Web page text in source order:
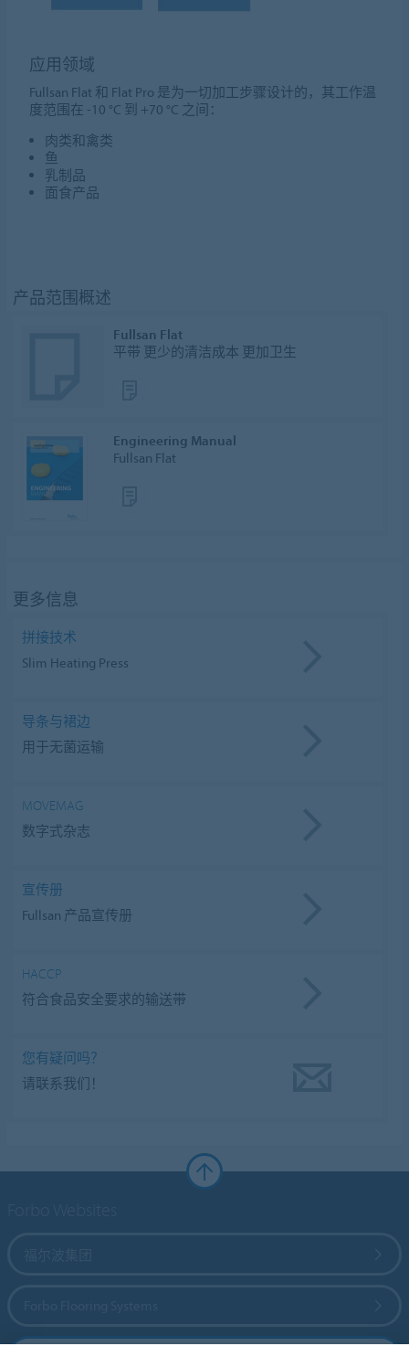
应用领域
Fullsan Flat 和 Flat Pro 是为一切加工步骤设计的，其工作温
度范围在 -10 °C 到 +70 °C 之间：
肉类和禽类
鱼
乳制品
面食产品
产品范围概述
Fullsan Flat
平带 更少的清洁成本 更加卫生
Engineering Manual
Fullsan Flat
更多信息
拼接技术
Slim Heating Press
导条与裙边
用于无菌运输
MOVEMAG
数字式杂志
宣传册
Fullsan 产品宣传册
HACCP
符合食品安全要求的输送带
您有疑问吗？
请联系我们！